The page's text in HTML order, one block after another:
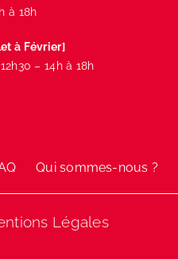
à 18h
à Février]
– 14h à 18h
Qui sommes-nous ?
Légales